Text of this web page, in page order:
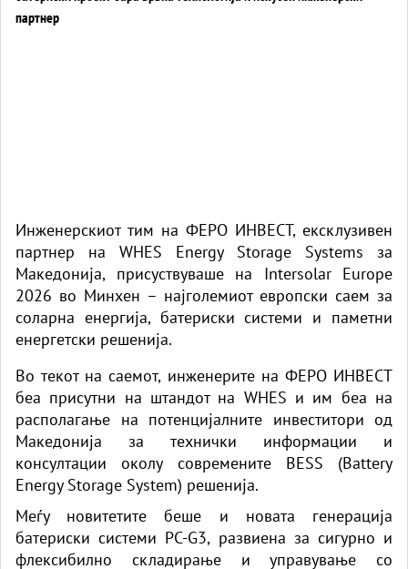
Инженерскиот тим на ФЕРО ИНВЕСТ, ексклузивен
партнер на WHES Energy Storage Systems за
Македонија, присуствуваше на Intersolar Europe
2026 во Минхен – најголемиот европски саем за
соларна енергија, батериски системи и паметни
енергетски решенија.
Во текот на саемот, инженерите на ФЕРО ИНВЕСТ
беа присутни на штандот на WHES и им беа на
располагање на потенцијалните инвеститори од
Македонија за технички информации и
консултации околу современите BESS (Battery
Energy Storage System) решенија.
Меѓу новитетите беше и новата генерација
батериски системи PC-G3, развиена за сигурно и
флексибилно складирање и управување со